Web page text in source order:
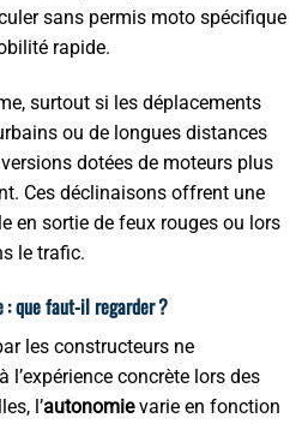
sans permis moto spécifique
rapide.
surtout si les déplacements
ou de longues distances
dotées de moteurs plus
Ces déclinaisons offrent une
en sortie de feux rouges ou lors
le trafic.
: que faut-il regarder ?
les constructeurs ne
concrète lors des
l’autonomievarie en fonction